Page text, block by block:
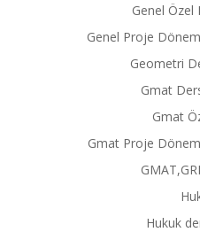
Genel Özel
Genel Proje
Geometri
Gmat
Gmat
Gmat Proje
Hukuk